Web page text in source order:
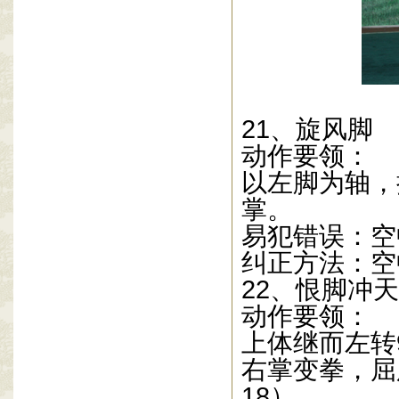
21、旋风脚
动作要领：
以左脚为轴
掌。
易犯错误：
纠正方法：
22、恨脚冲
动作要领：
上体继而左转
右掌变拳，